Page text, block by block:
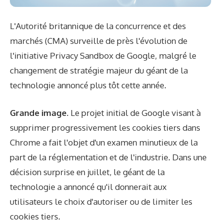
L'Autorité britannique de la concurrence et des
marchés (CMA) surveille de près l'évolution de
l'initiative Privacy Sandbox de Google, malgré le
changement de stratégie majeur du géant de la
technologie annoncé plus tôt cette année.
Grande image. Le projet initial de Google visant à
supprimer progressivement les cookies tiers dans
Chrome a fait l'objet d'un examen minutieux de la
part de la réglementation et de l'industrie. Dans une
décision surprise en juillet, le géant de la
technologie a annoncé qu'il donnerait aux
utilisateurs le choix d'autoriser ou de limiter les
cookies tiers.